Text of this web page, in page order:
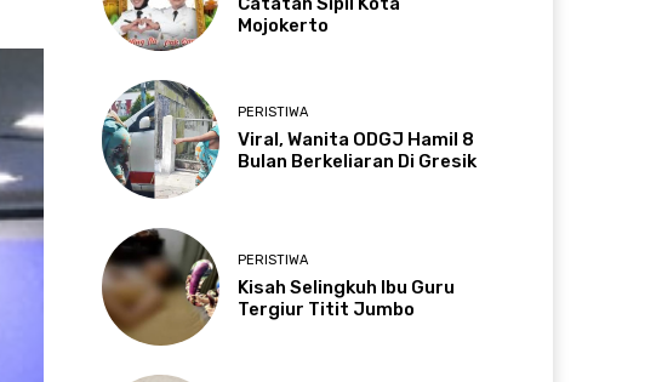
Mojokerto
PERISTIWA
Viral, Wanita ODGJ Hamil 8
Bulan Berkeliaran Di Gresik
PERISTIWA
Kisah Selingkuh Ibu Guru
Tergiur Titit Jumbo